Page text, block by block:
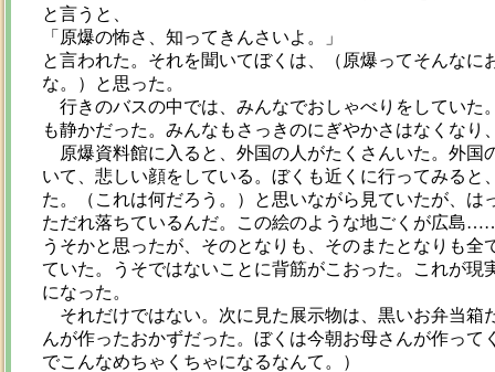
と言うと、
「原爆の怖さ、知ってきんさいよ。」
と言われた。それを聞いてぼくは、（原爆ってそんなに
な。）と思った。
行きのバスの中では、みんなでおしゃべりをしていた
も静かだった。みんなもさっきのにぎやかさはなくなり
原爆資料館に入ると、外国の人がたくさんいた。外国
いて、悲しい顔をしている。ぼくも近くに行ってみると
た。（これは何だろう。）と思いながら見ていたが、
ただれ落ちているんだ。この絵のような地ごくが広島
うそかと思ったが、そのとなりも、そのまたとなりも
ていた。うそではないことに背筋がこおった。これが現
になった。
それだけではない。次に見た展示物は、黒いお弁当箱
んが作ったおかずだった。ぼくは今朝お母さんが作っ
でこんなめちゃくちゃになるなんて。）